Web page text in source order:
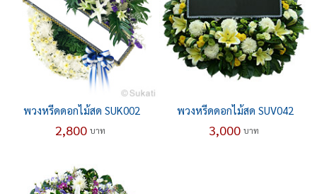
พวงหรีดดอกไม้สด SUK002
2,800 บาท
พวงหรีดดอกไม้สด SUV042
3,000 บาท